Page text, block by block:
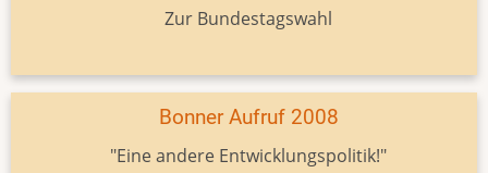
Zur Bundestagswahl
Bonner Aufruf 2008
"Eine andere Entwicklungspolitik!"